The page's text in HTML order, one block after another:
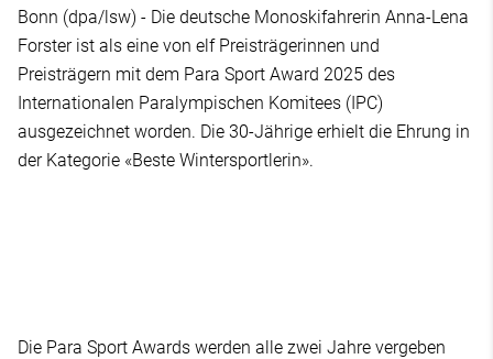
Bonn (dpa/lsw) - Die deutsche Monoskifahrerin Anna-Lena
Forster ist als eine von elf Preisträgerinnen und
Preisträgern mit dem Para Sport Award 2025 des
Internationalen Paralympischen Komitees (IPC)
ausgezeichnet worden. Die 30-Jährige erhielt die Ehrung in
der Kategorie «Beste Wintersportlerin».
Die Para Sport Awards werden alle zwei Jahre vergeben